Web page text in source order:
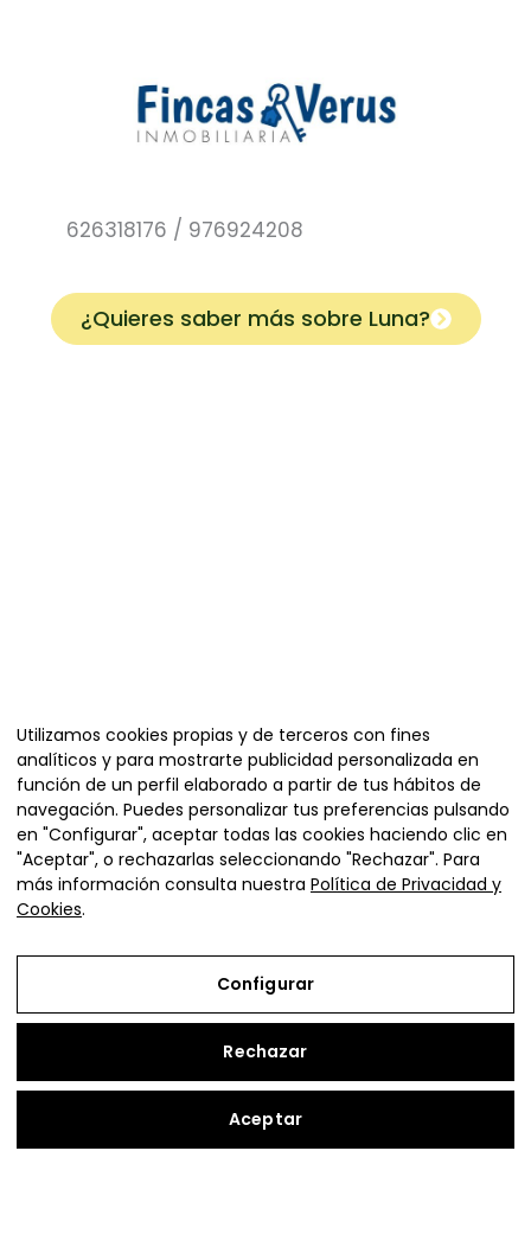
626318176 / 976924208
¿Quieres saber más sobre Luna?
Ejea de los Caballeros (Zaragoza)
vivienda@adefo.com+34 976 67 72 72
Copyright © 2026 | Vive en Cinco Villas
Utilizamos cookies propias y de terceros con fines
analíticos y para mostrarte publicidad personalizada en
función de un perfil elaborado a partir de tus hábitos de
navegación. Puedes personalizar tus preferencias pulsando
en "Configurar", aceptar todas las cookies haciendo clic en
"Aceptar", o rechazarlas seleccionando "Rechazar". Para
más información consulta nuestra Política de Privacidad y
Cookies.
Configurar
Rechazar
Aceptar